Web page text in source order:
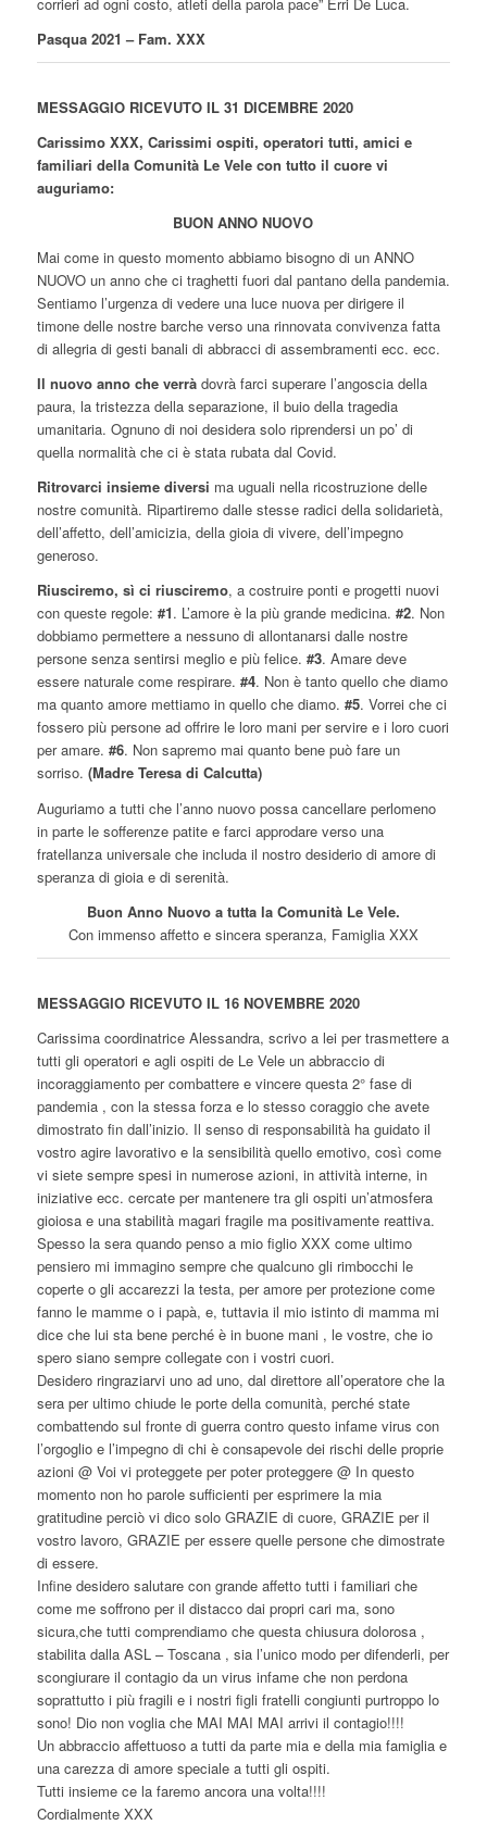
Pasqua 2021 – Fam. XXX
MESSAGGIO RICEVUTO IL 31 DICEMBRE 2020
Carissimo XXX, Carissimi ospiti, operatori tutti, amici e
familiari della Comunità Le Vele con tutto il cuore vi
auguriamo:
BUON ANNO NUOVO
Mai come in questo momento abbiamo bisogno di un ANNO
NUOVO un anno che ci traghetti fuori dal pantano della pandemia.
Sentiamo l’urgenza di vedere una luce nuova per dirigere il
timone delle nostre barche verso una rinnovata convivenza fatta
di allegria di gesti banali di abbracci di assembramenti ecc. ecc.
Il nuovo anno che verràdovrà farci superare l’angoscia della
paura, la tristezza della separazione, il buio della tragedia
umanitaria. Ognuno di noi desidera solo riprendersi un po’ di
quella normalità che ci è stata rubata dal Covid.
Ritrovarci insieme diversi ma uguali nella ricostruzione delle
nostre comunità. Ripartiremo dalle stesse radici della solidarietà,
dell’affetto, dell’amicizia, della gioia di vivere, dell’impegno
generoso.
Riusciremo, sì ci riusciremo, a costruire ponti e progetti nuovi
con queste regole: #1. L’amore è la più grande medicina. #2. Non
dobbiamo permettere a nessuno di allontanarsi dalle nostre
persone senza sentirsi meglio e più felice. #3. Amare deve
essere naturale come respirare. #4. Non è tanto quello che diamo
ma quanto amore mettiamo in quello che diamo. #5. Vorrei che ci
fossero più persone ad offrire le loro mani per servire e i loro cuori
per amare. #6. Non sapremo mai quanto bene può fare un
sorriso. (Madre Teresa di Calcutta)
Auguriamo a tutti che l’anno nuovo possa cancellare perlomeno
in parte le sofferenze patite e farci approdare verso una
fratellanza universale che includa il nostro desiderio di amore di
speranza di gioia e di serenità.
Buon Anno Nuovo a tutta la Comunità Le Vele.
Con immenso affetto e sincera speranza, Famiglia XXX
MESSAGGIO RICEVUTO IL 16 NOVEMBRE 2020
Carissima coordinatrice Alessandra, scrivo a lei per trasmettere a
tutti gli operatori e agli ospiti de Le Vele un abbraccio di
incoraggiamento per combattere e vincere questa 2° fase di
pandemia , con la stessa forza e lo stesso coraggio che avete
dimostrato fin dall’inizio. Il senso di responsabilità ha guidato il
vostro agire lavorativo e la sensibilità quello emotivo, così come
vi siete sempre spesi in numerose azioni, in attività interne, in
iniziative ecc. cercate per mantenere tra gli ospiti un’atmosfera
gioiosa e una stabilità magari fragile ma positivamente reattiva.
Spesso la sera quando penso a mio figlio XXX come ultimo
pensiero mi immagino sempre che qualcuno gli rimbocchi le
coperte o gli accarezzi la testa, per amore per protezione come
fanno le mamme o i papà, e, tuttavia il mio istinto di mamma mi
dice che lui sta bene perché è in buone mani , le vostre, che io
spero siano sempre collegate con i vostri cuori.
Desidero ringraziarvi uno ad uno, dal direttore all’operatore che la
sera per ultimo chiude le porte della comunità, perché state
combattendo sul fronte di guerra contro questo infame virus con
l’orgoglio e l’impegno di chi è consapevole dei rischi delle proprie
azioni @ Voi vi proteggete per poter proteggere @ In questo
momento non ho parole sufficienti per esprimere la mia
gratitudine perciò vi dico solo GRAZIE di cuore, GRAZIE per il
vostro lavoro, GRAZIE per essere quelle persone che dimostrate
di essere.
Infine desidero salutare con grande affetto tutti i familiari che
come me soffrono per il distacco dai propri cari ma, sono
sicura,che tutti comprendiamo che questa chiusura dolorosa ,
stabilita dalla ASL – Toscana , sia l’unico modo per difenderli, per
scongiurare il contagio da un virus infame che non perdona
soprattutto i più fragili e i nostri figli fratelli congiunti purtroppo lo
sono! Dio non voglia che MAI MAI MAI arrivi il contagio!!!!
Un abbraccio affettuoso a tutti da parte mia e della mia famiglia e
una carezza di amore speciale a tutti gli ospiti.
Tutti insieme ce la faremo ancora una volta!!!!
Cordialmente XXX